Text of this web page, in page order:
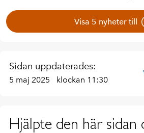
Visa 5 nyheter till
Sidan uppdaterades:
5 maj 2025 klockan 11:30
Hjälpte den här sidan